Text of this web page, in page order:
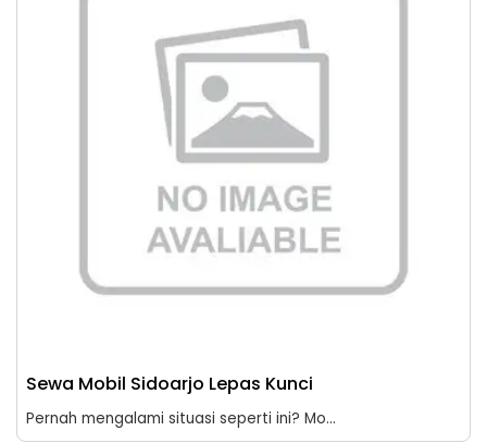
Sewa Mobil Sidoarjo Lepas Kunci
Pernah mengalami situasi seperti ini? Mo...